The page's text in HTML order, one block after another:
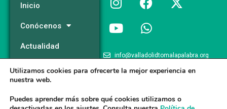
Inicio
Conócenos
Actualidad
Programa
info@valladolidtomalapalabra.org
+34 983 426 124
Utilizamos cookies para ofrecerte la mejor experiencia en
nuestra web.
Puedes aprender más sobre qué cookies utilizamos o